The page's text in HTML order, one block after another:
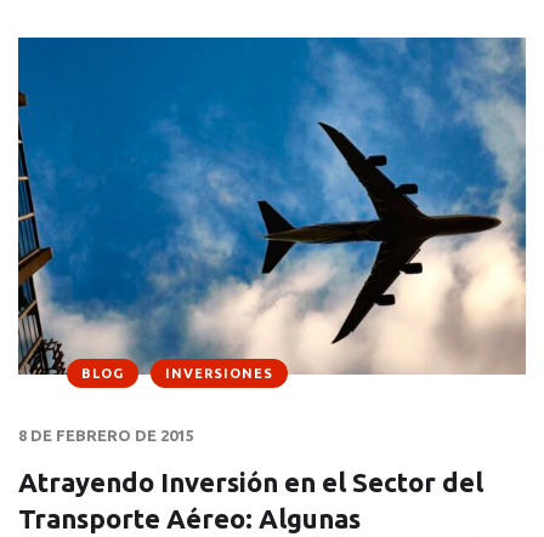
BLOG INVERSIONES
8 DE FEBRERO DE 2015
Atrayendo Inversión en el Sector del
Transporte Aéreo: Algunas